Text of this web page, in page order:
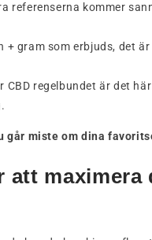
referenserna kommer
+ gram som erbjuds, det
CBD regelbundet är det
går miste om dina
att maximera